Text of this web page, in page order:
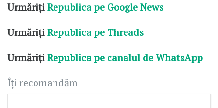
UrmărițiRepublica pe Google News
UrmărițiRepublica pe Threads
UrmărițiRepublica pe canalul de WhatsApp
Îți recomandăm